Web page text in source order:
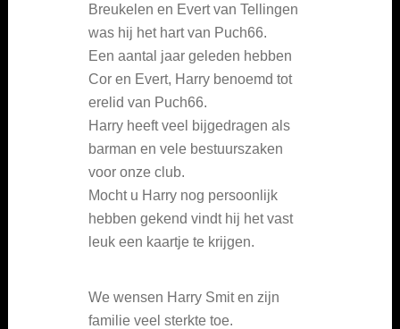
Breukelen en Evert van Tellingen
was hij het hart van Puch66.
Een aantal jaar geleden hebben
Cor en Evert, Harry benoemd tot
erelid van Puch66.
Harry heeft veel bijgedragen als
barman en vele bestuurszaken
voor onze club.
Mocht u Harry nog persoonlijk
hebben gekend vindt hij het vast
leuk een kaartje te krijgen.
We wensen Harry Smit en zijn
familie veel sterkte toe.